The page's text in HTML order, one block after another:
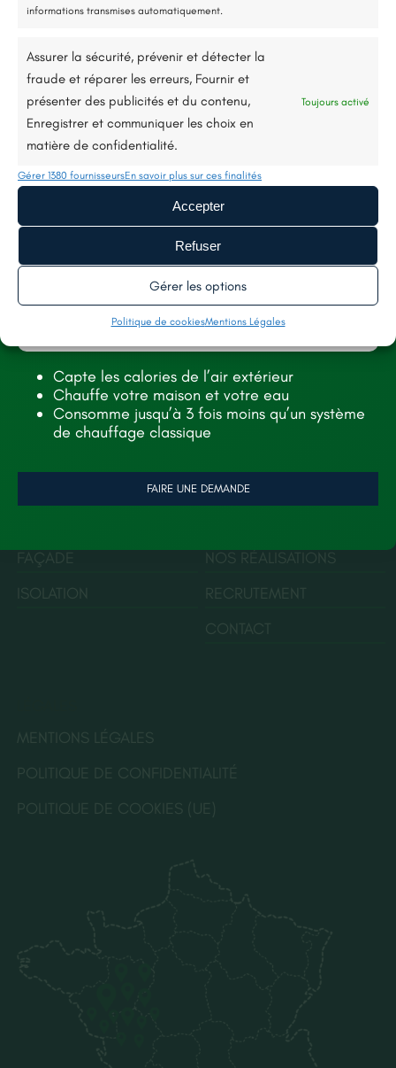
informations transmises automatiquement.
Assurer la sécurité, prévenir et détecter la
fraude et réparer les erreurs, Fournir et
présenter des publicités et du contenu,
Enregistrer et communiquer les choix en
matière de confidentialité.
Toujours activé
Gérer 1380 fournisseursEn savoir plus sur ces finalités
Accepter
Refuser
Gérer les options
Politique de cookiesMentions Légales
11 rue Kléber, 49130, Les Ponts-de-Cé
renorev.environnement@hotmail.com
Tél. :02 52 35 26 70
FAÇADE
ISOLATION
AIDES
NOS RÉALISATIONS
RECRUTEMENT
CONTACT
MENTIONS LÉGALES
POLITIQUE DE CONFIDENTIALITÉ
POLITIQUE DE COOKIES (UE)
Capte les calories de l’air extérieur
Chauffe votre maison et votre eau
Consomme jusqu’à 3 fois moins qu’un système
de chauffage classique
FAIRE UNE DEMANDE